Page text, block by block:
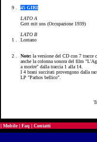
9 .
1 .
2 .
45 GIRI
LATO A
Gott mit uns (Occupazione 1939)
LATO B
Lontano
Note: la versione del CD con 7 tracce
anche la colonna sonora del film "
a morire" dalla traccia 1 alla 14.
I 4 brani succitati provengono dalla
LP "Pathos bellico".
| Mobile| Faq | Contatti